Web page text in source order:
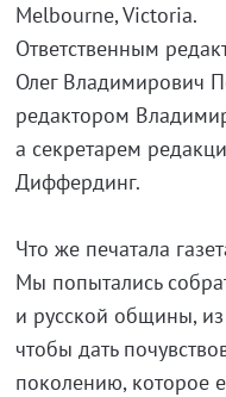
Melbourne, Victoria.
Ответственным
Олег Владимирович
редактором
а секретарем
Диффердинг.
Что же печатала
Мы попытались
и русской общины,
чтобы дать
поколению, которое